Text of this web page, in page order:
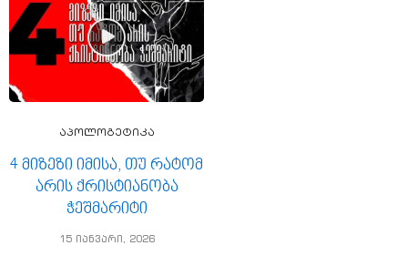
აპოლოგეტიკა
4 მიზეზი იმისა, თუ რატომ
არის ქრისტიანობა
ჭეშმარიტი
15 იანვარი, 2026